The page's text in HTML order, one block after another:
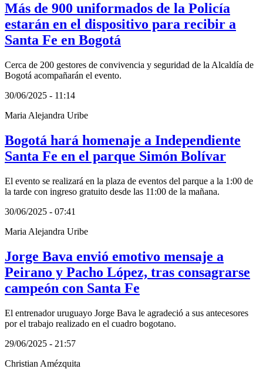
Más de 900 uniformados de la Policía
estarán en el dispositivo para recibir a
Santa Fe en Bogotá
Cerca de 200 gestores de convivencia y seguridad de la Alcaldía de
Bogotá acompañarán el evento.
30/06/2025 - 11:14
Maria Alejandra Uribe
Bogotá hará homenaje a Independiente
Santa Fe en el parque Simón Bolívar
El evento se realizará en la plaza de eventos del parque a la 1:00 de
la tarde con ingreso gratuito desde las 11:00 de la mañana.
30/06/2025 - 07:41
Maria Alejandra Uribe
Jorge Bava envió emotivo mensaje a
Peirano y Pacho López, tras consagrarse
campeón con Santa Fe
El entrenador uruguayo Jorge Bava le agradeció a sus antecesores
por el trabajo realizado en el cuadro bogotano.
29/06/2025 - 21:57
Christian Amézquita